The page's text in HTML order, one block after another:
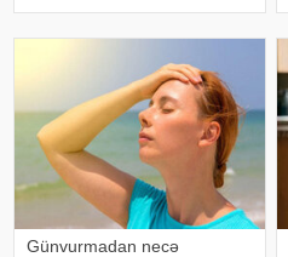
tərli halda qəfil çox soyuq otağ
Günvurmadan necə